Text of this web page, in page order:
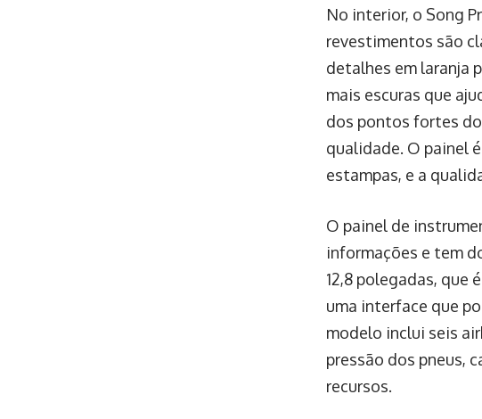
No interior, o Song
revestimentos são
detalhes em laranja
mais escuras que
dos pontos fortes
qualidade. O painel
estampas, e a
O painel de
informações e tem
12,8 polegadas, que
uma interface que
modelo inclui seis
pressão dos pneus,
recursos.